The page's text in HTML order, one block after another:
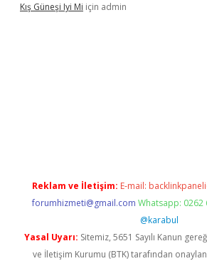
Kış Güneşi Iyi Mi için admin
Reklam ve İletişim: E-mail:
forumhizmeti@gmail.com Whatsapp: 0262
@karabul
Yasal Uyarı: Sitemiz, 5651 Sayılı Kanun
ve İletişim Kurumu (BTK) tarafından